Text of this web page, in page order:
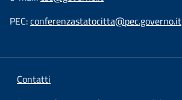
PEC:conferenzastatocitta@pec.governo.it
Contatti